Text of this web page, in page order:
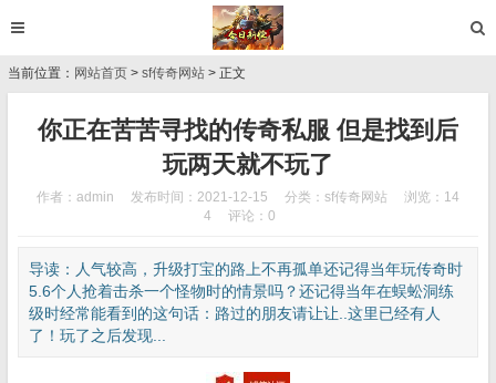
当前位置： 网站首页 > sf传奇网站 > 正文
你正在苦苦寻找的传奇私服 但是找到后
玩两天就不玩了
作者：admin 发布时间：2021-12-15 分类： sf传奇网站
浏览：14
4
评论：0
导读：人气较高，升级打宝的路上不再孤单还记得当年玩传奇时
5.6个人抢着击杀一个怪物时的情景吗？还记得当年在蜈蚣洞练
级时经常能看到的这句话：路过的朋友请让让..这里已经有人
了！玩了之后发现...